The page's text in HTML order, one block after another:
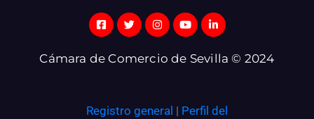
Cámara de Comercio de Sevilla © 2024
Registro general | Perfil del